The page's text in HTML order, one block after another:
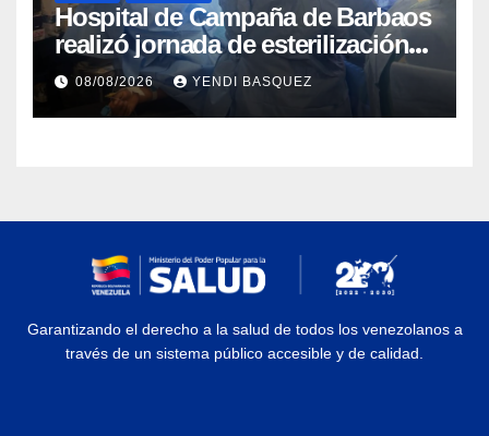
Hospital de Campaña de Barbaos
realizó jornada de esterilización
quirúrgica en Guarenas
08/08/2026 YENDI BASQUEZ
Garantizando el derecho a la salud de todos los venezolanos a
través de un sistema público accesible y de calidad.